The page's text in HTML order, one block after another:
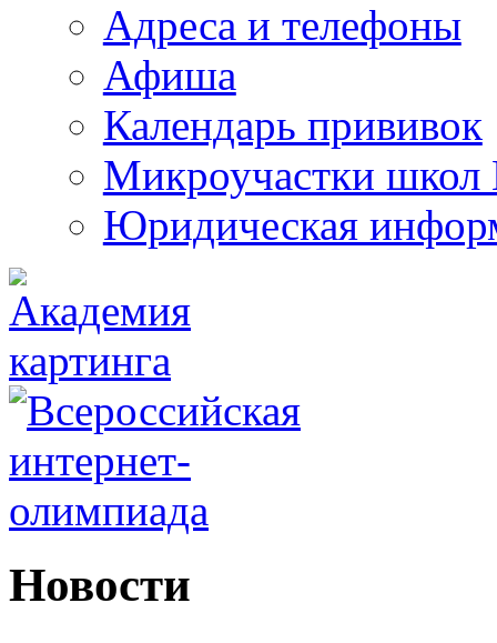
Адреса и телефоны
Афиша
Календарь прививок
Микроучастки школ
Юридическая
Новости